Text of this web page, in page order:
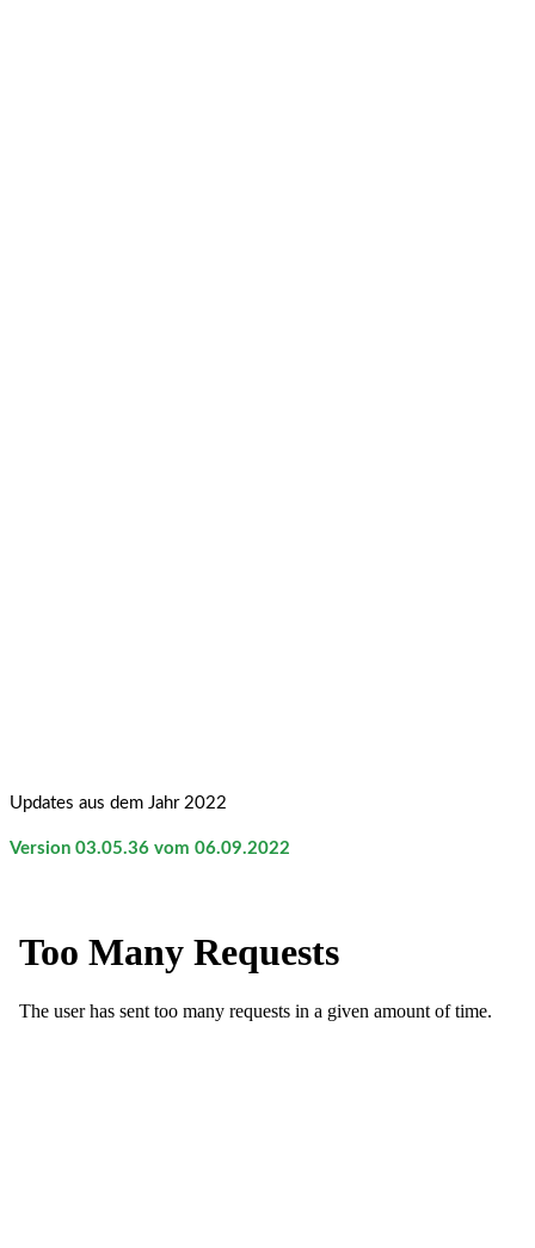
Updates aus dem Jahr 2022
Version 03.05.36 vom 06.09.2022